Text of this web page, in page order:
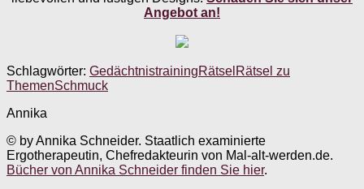
Angebot an!
Schlagwörter: GedächtnistrainingRätsel Rätsel zu
ThemenSchmuck
Annika
© by Annika Schneider. Staatlich examinierte
Ergotherapeutin, Chefredakteurin von Mal-alt-werden.de.
Bücher von Annika Schneider finden Sie hier.